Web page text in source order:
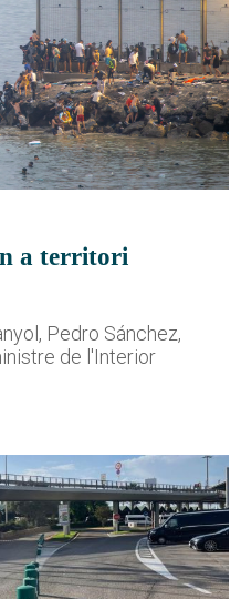
a territori
Pedro Sánchez,
de l'Interior